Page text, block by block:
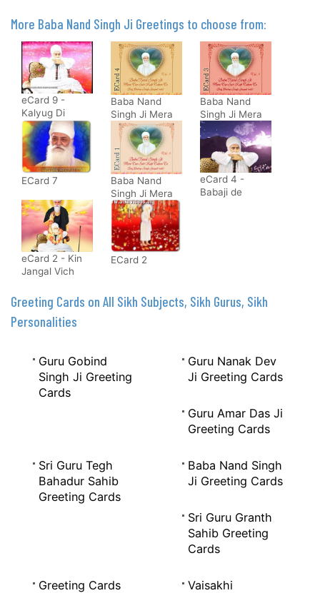
More Baba Nand Singh Ji Greetings to choose from:
eCard 9 -
Kalyug Di
Sikhar Haneri
Vich Diva
Naam Da Jaga
Gaye Babaji
Baba Nand
Singh Ji Mera
Ta Sab Kujh
Tuhion Tu
Baba Nand
Singh Ji Mera
Ta Sab Kujh
Tuhion Tu
ECard 7
Baba Nand
Singh Ji Mera
Ta Sab Kujh
Tuhion Tu
eCard 4 -
Babaji de
eCard 2 - Kin
Jangal Vich
ECard 2
Greeting Cards on All Sikh Subjects, Sikh Gurus, Sikh
Personalities
Guru Gobind
Singh Ji Greeting
Cards
Guru Nanak Dev
Ji Greeting Cards
Guru Amar Das Ji
Greeting Cards
Sri Guru Tegh
Bahadur Sahib
Greeting Cards
Baba Nand Singh
Ji Greeting Cards
Sri Guru Granth
Sahib Greeting
Cards
Greeting Cards
Vaisakhi